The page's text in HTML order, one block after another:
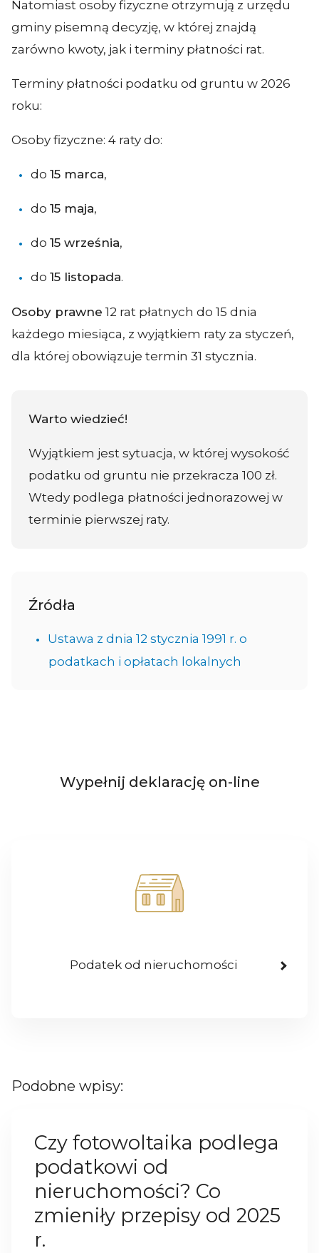
Natomiast osoby fizyczne otrzymują z urzędu
gminy pisemną decyzję, w której znajdą
zarówno kwoty, jak i terminy płatności rat.
Terminy płatności podatku od gruntu w 2026
roku:
Osoby fizyczne: 4 raty do:
do 15 marca,
do 15 maja,
do 15 września,
do 15 listopada.
Osoby prawne 12 rat płatnych do 15 dnia
każdego miesiąca, z wyjątkiem raty za styczeń,
dla której obowiązuje termin 31 stycznia.
Warto wiedzieć!
Wyjątkiem jest sytuacja, w której wysokość
podatku od gruntu nie przekracza 100 zł.
Wtedy podlega płatności jednorazowej w
terminie pierwszej raty.
Źródła
Ustawa z dnia 12 stycznia 1991 r. o
podatkach i opłatach lokalnych
Wypełnij deklarację on-line
Podatek od nieruchomości
Podobne wpisy:
Czy fotowoltaika podlega
podatkowi od
nieruchomości? Co
zmieniły przepisy od 2025
r.